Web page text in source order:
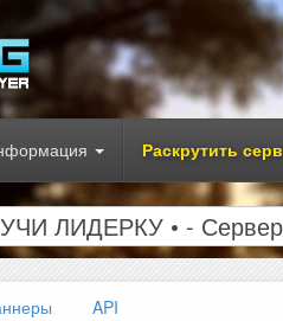
Раскрутить
ЛИДЕРКУ • -
API